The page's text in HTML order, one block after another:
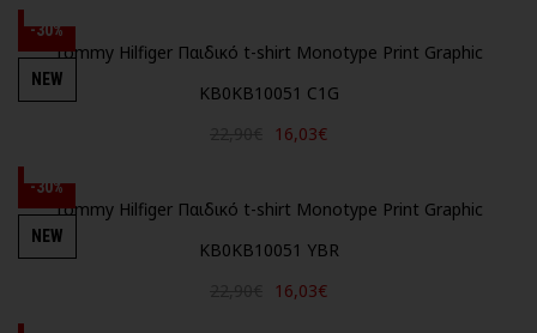
-30%
NEW
Tommy Hilfiger Παιδικό t-shirt Monotype Print Graphic
KB0KB10051 C1G
16,03€
-30%
NEW
Tommy Hilfiger Παιδικό t-shirt Monotype Print Graphic
KB0KB10051 YBR
16,03€